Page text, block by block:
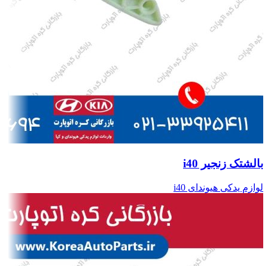
بالشتک زنجیر i40
لوازم یدکی هیوندای i40